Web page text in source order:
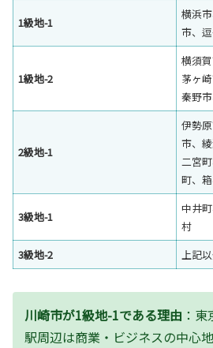
1級地-1
横浜
市、
1級地-2
横須
茅ヶ
秦野
2級地-1
伊勢
市、
二宮
町、
3級地-1
中井
村
3級地-2
上記
川崎市が1級地-1である理由 ：
駅周辺は商業・ビジネスの中心